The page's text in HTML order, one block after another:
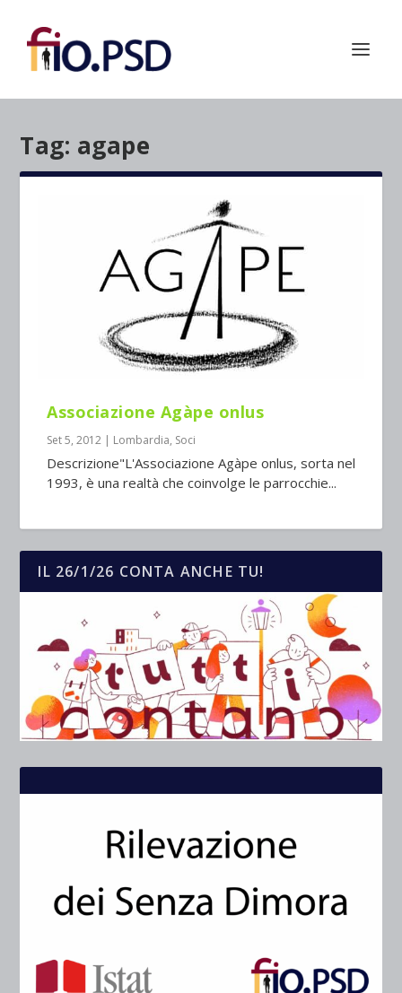
Tag: agape
Associazione Agàpe onlus
Set 5, 2012 | Lombardia, Soci
Descrizione"L'Associazione Agàpe onlus, sorta nel
1993, è una realtà che coinvolge le parrocchie...
IL 26/1/26 CONTA ANCHE TU!